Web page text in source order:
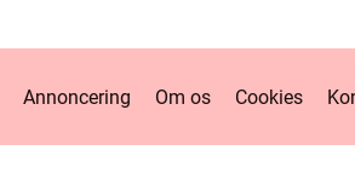
Annoncering Om os Cookies